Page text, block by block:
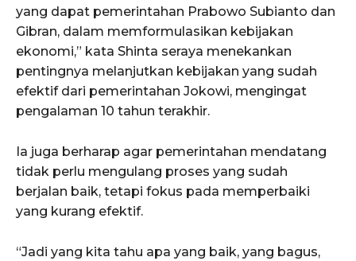
yang dapat pemerintahan Prabowo Subianto dan
Gibran, dalam memformulasikan kebijakan
ekonomi,” kata Shinta seraya menekankan
pentingnya melanjutkan kebijakan yang sudah
efektif dari pemerintahan Jokowi, mengingat
pengalaman 10 tahun terakhir.
Ia juga berharap agar pemerintahan mendatang
tidak perlu mengulang proses yang sudah
berjalan baik, tetapi fokus pada memperbaiki
yang kurang efektif.
“Jadi yang kita tahu apa yang baik, yang bagus,